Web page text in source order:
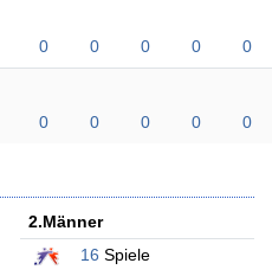
0 0 0 0 0
0 0 0 0 0
2.Männer
16 Spiele